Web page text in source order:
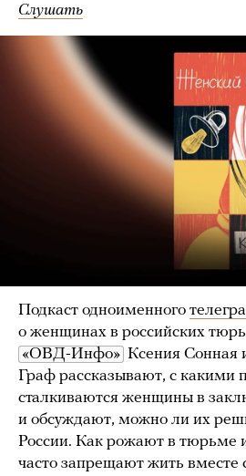
Слушать
Подкаст одноименного
о женщинах в российских
«ОВД-Инфо» Ксения Сонная
Граф рассказывают, с какими
сталкиваются женщины в
и обсуждают, можно ли их
России. Как рожают в тюрьме
часто запрещают жить вместе